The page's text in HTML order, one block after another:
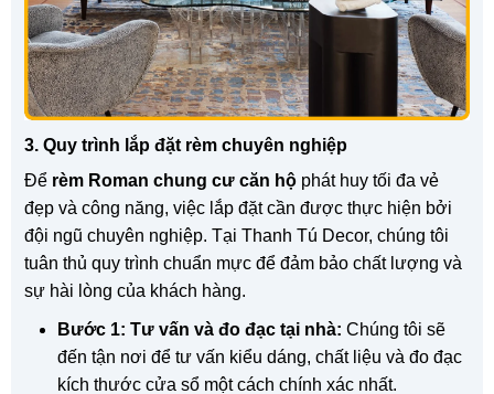
3. Quy trình lắp đặt rèm chuyên nghiệp
Để rèm Roman chung cư căn hộ phát huy tối đa vẻ
đẹp và công năng, việc lắp đặt cần được thực hiện bởi
đội ngũ chuyên nghiệp. Tại Thanh Tú Decor, chúng tôi
tuân thủ quy trình chuẩn mực để đảm bảo chất lượng và
sự hài lòng của khách hàng.
Bước 1: Tư vấn và đo đạc tại nhà: Chúng tôi sẽ
đến tận nơi để tư vấn kiểu dáng, chất liệu và đo đạc
kích thước cửa sổ một cách chính xác nhất.